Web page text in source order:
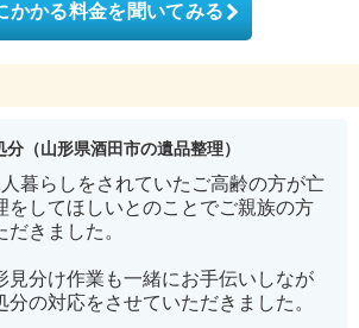
かかる料金を聞いてみる
（山形県酒田市の遺品整理）
暮らしをされていたご高齢の方が亡
をしてほしいとのことでご親族の方
きました。
見分け作業も一緒にお手伝いしなが
分の対応をさせていただきました。